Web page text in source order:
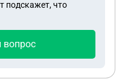
подскажет, что
вопрос